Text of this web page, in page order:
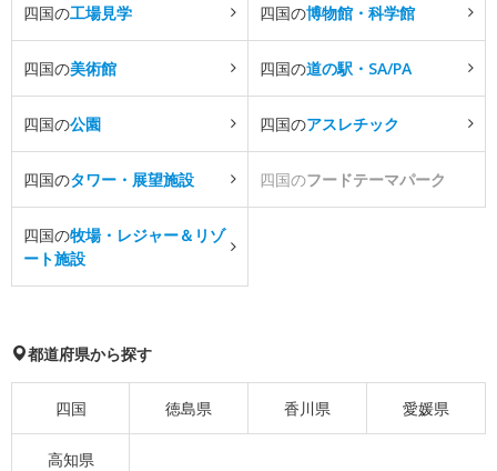
四国の工場見学 四国の博物館・科学館
四国の美術館 四国の道の駅・SA/PA
四国の公園 四国のアスレチック
四国のタワー・展望施設 四国のフードテーマパーク
四国の牧場・レジャー＆リゾ
ート施設
都道府県から探す
四国 徳島県 香川県 愛媛県
高知県